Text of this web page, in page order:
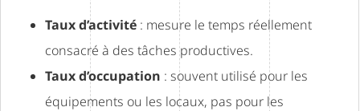
Taux d’activité : mesure le temps réellement
consacré à des tâches productives.
Taux d’occupation : souvent utilisé pour les
équipements ou les locaux, pas pour les